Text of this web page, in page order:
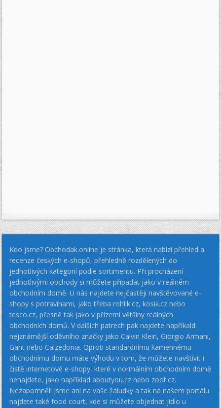
Kdo jsme? Obchodak.online je stránka, která nabízí přehled a
recenze českých e-shopů, přehledně rozdělených do
jednotlivých kategorií podle sortimentu. Při procházení
jednotlivými obchody si můžete připadat jako v reálném
obchodním domě. U nás najdete nejčastěji navštěvované e-
shopy s potravinami, jako třeba rohlik.cz, kosik.cz nebo
tesco.cz, přesně tak jako v přízemí většiny reálných
obchodních domů. V dalších patrech pak najdete napříkald
nejznámější oděvního značky jako Calvin Klein, Giorgio Armani,
Gant nebo Calzedonia. Oproti standardnímu kamennému
obchodnímu domu máte výhodu v tom, že můžete navštívit i
čistě internetové e-shopy, které v normálním obchodním domě
nenajdete, jako například aboutyou.cz nebo zoot.cz.
Nezapomněli jsme ani na vaše žaludky a tak na našem portálu
najdete také food court, kde si můžete objednat jídlo u